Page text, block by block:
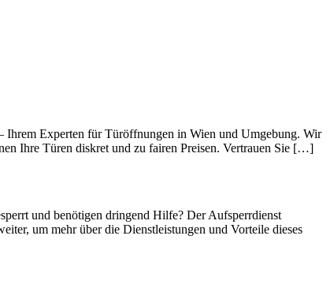
Ihrem Experten für Türöffnungen in Wien und Umgebung. Wir
Ihre Türen diskret und zu fairen Preisen. Vertrauen Sie […]
und benötigen dringend Hilfe? Der Aufsperrdienst
um mehr über die Dienstleistungen und Vorteile dieses